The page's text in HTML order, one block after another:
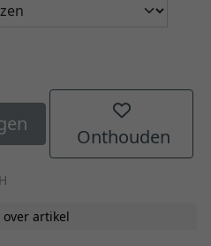
Onthouden
over artikel